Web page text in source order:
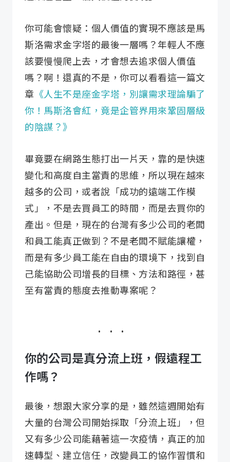
你可能會懷疑：個人價值的實現不應該是馬
斯洛需求金字塔的最後一層嗎？年輕人不應
該要慢慢爬上去，才會想去追求個人價值
嗎？啊！還真的不是，你可以看看這一篇文
章 《人生不是座金字塔，別讓需求理論騙了
你！馬斯洛會紅，竟是企管界用來鞏固層級
的陰謀？》
畢竟要在網路生態打出一片天，靠的是快速
變化和高度自主當責的思維，所以現在越來
越多的公司，或者說「成功的遠端工作模
式」，不是去買員工的時間，而是去買你的
產出。但是，現在的台灣有多少公司的老闆
和員工能真正做到？不是老闆不賦能讓權，
而是有多少員工能在自由的環境下，找到自
己能協助公司增長的目標、方法和路徑，甚
至有當責的態度去推動專案呢？
你的公司是真分流上班，假遠程工
作嗎？
最後，想跟大家分享的是，雖然這週開始有
大量的台灣公司開始採取「分流上班」，但
又有多少公司能藉著這一次疫情，真正的加
速轉型、建立信任，改變員工的協作習慣和